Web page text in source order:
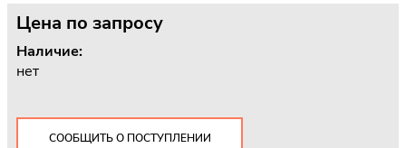
Цена по запросу
Наличие:
нет
СООБЩИТЬ О ПОСТУПЛЕНИИ